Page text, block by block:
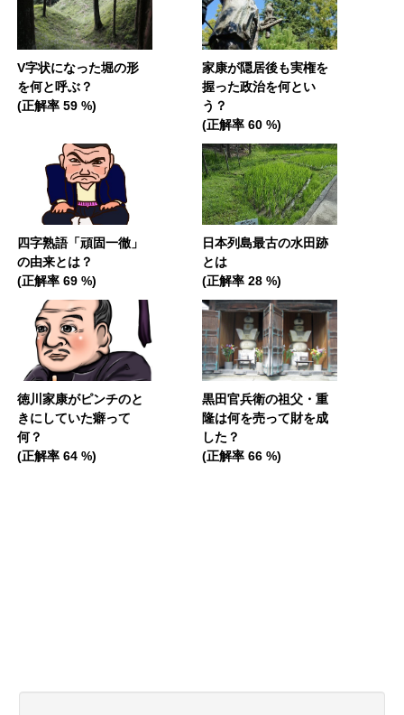
V字状になった堀の形
を何と呼ぶ？
(正解率 59 %)
家康が隠居後も実権を
握った政治を何とい
う？
(正解率 60 %)
四字熟語「頑固一徹」
の由来とは？
(正解率 69 %)
日本列島最古の水田跡
とは
(正解率 28 %)
徳川家康がピンチのと
きにしていた癖って
何？
(正解率 64 %)
黒田官兵衛の祖父・重
隆は何を売って財を成
した？
(正解率 66 %)